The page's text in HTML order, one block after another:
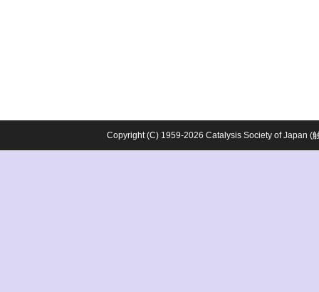
Copyright (C) 1959-2026 Catalysis Society of Japan (